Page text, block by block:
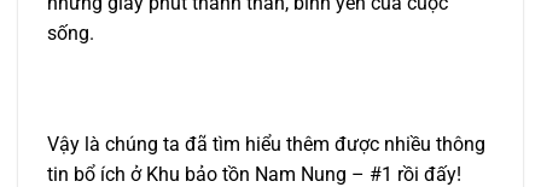
sống.
Vậy là chúng ta đã tìm hiểu thêm được nhiều thông
tin bổ ích ở Khu bảo tồn Nam Nung – #1 rồi đấy!